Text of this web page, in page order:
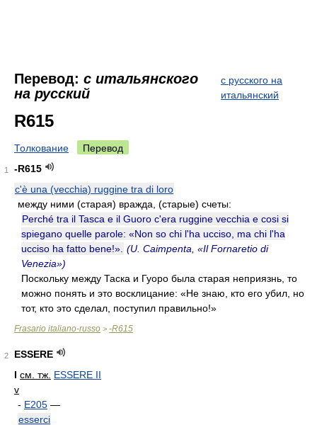
Перевод: с итальянского
на русский
с русского на
итальянский
R615
Толкование Перевод
1
-R615
c'è una (vecchia) ruggine tra di loro
между ними (старая) вражда, (старые) счеты:
Perché tra il Tasca e il Guoro c'era ruggine vecchia e cosi si
spiegano quelle parole: «Non so chi l'ha ucciso, ma chi l'ha
ucciso ha fatto bene!». (U. Caimpenta, «Il Fornaretio di
Venezia»)
Поскольку между Таска и Гуоро была старая неприязнь, то
можно понять и это восклицание: «Не знаю, кто его убил, но
тот, кто это сделал, поступил правильно!»
Frasario italiano-russo > -R615
2
ESSERE
I см. тж. ESSERE II
v
- E205 —
esserci